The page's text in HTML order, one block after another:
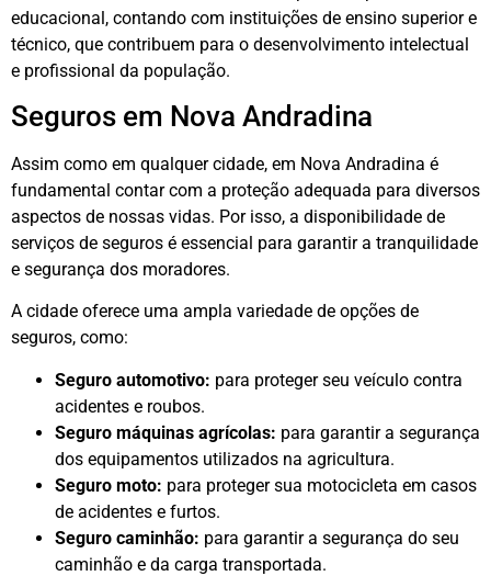
educacional, contando com instituições de ensino superior e
técnico, que contribuem para o desenvolvimento intelectual
e profissional da população.
Seguros em Nova Andradina
Assim como em qualquer cidade, em Nova Andradina é
fundamental contar com a proteção adequada para diversos
aspectos de nossas vidas. Por isso, a disponibilidade de
serviços de seguros é essencial para garantir a tranquilidade
e segurança dos moradores.
A cidade oferece uma ampla variedade de opções de
seguros, como:
Seguro automotivo: para proteger seu veículo contra
acidentes e roubos.
Seguro máquinas agrícolas: para garantir a segurança
dos equipamentos utilizados na agricultura.
Seguro moto: para proteger sua motocicleta em casos
de acidentes e furtos.
Seguro caminhão: para garantir a segurança do seu
caminhão e da carga transportada.